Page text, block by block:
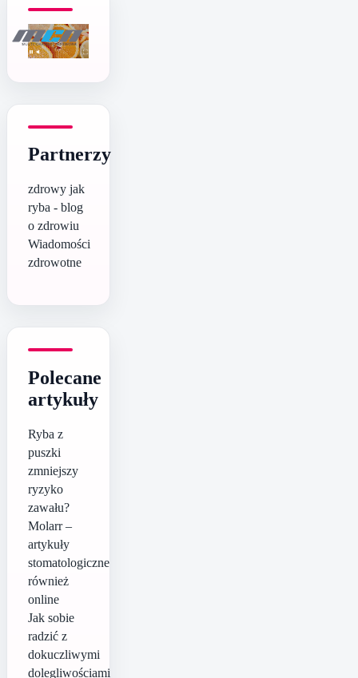
Partnerzy
zdrowy jak
ryba - blog
o zdrowiu
Wiadomości
zdrowotne
Polecane
artykuły
Ryba z
puszki
zmniejszy
ryzyko
zawału?
Molarr –
artykuły
stomatologiczne
również
online
Jak sobie
radzić z
dokuczliwymi
dolegliwościami